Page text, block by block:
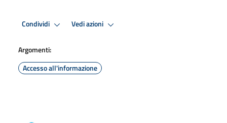
Condividi Vedi azioni
Argomenti:
Accesso all'informazione